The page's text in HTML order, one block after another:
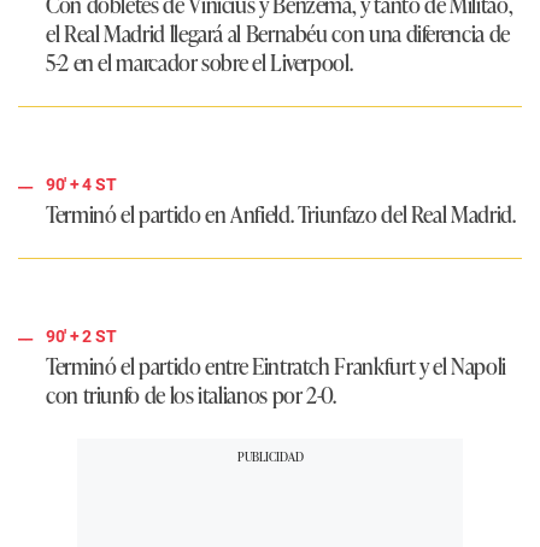
el Real Madrid llegará al Bernabéu con una diferencia de
5-2 en el marcador sobre el Liverpool.
90'+ 4ST
Terminó el partido en Anfield. Triunfazo del Real Madrid.
90'+ 2ST
Terminó el partido entre Eintratch Frankfurt y el Napoli
con triunfo de los italianos por 2-0.